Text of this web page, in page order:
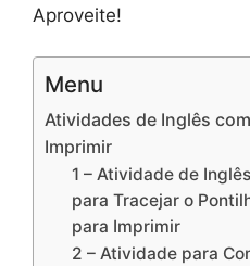
Aproveite!
Menu
Atividades de Inglês
Imprimir
1 – Atividade de
para Tracejar o
para Imprimir
2 – Atividade para